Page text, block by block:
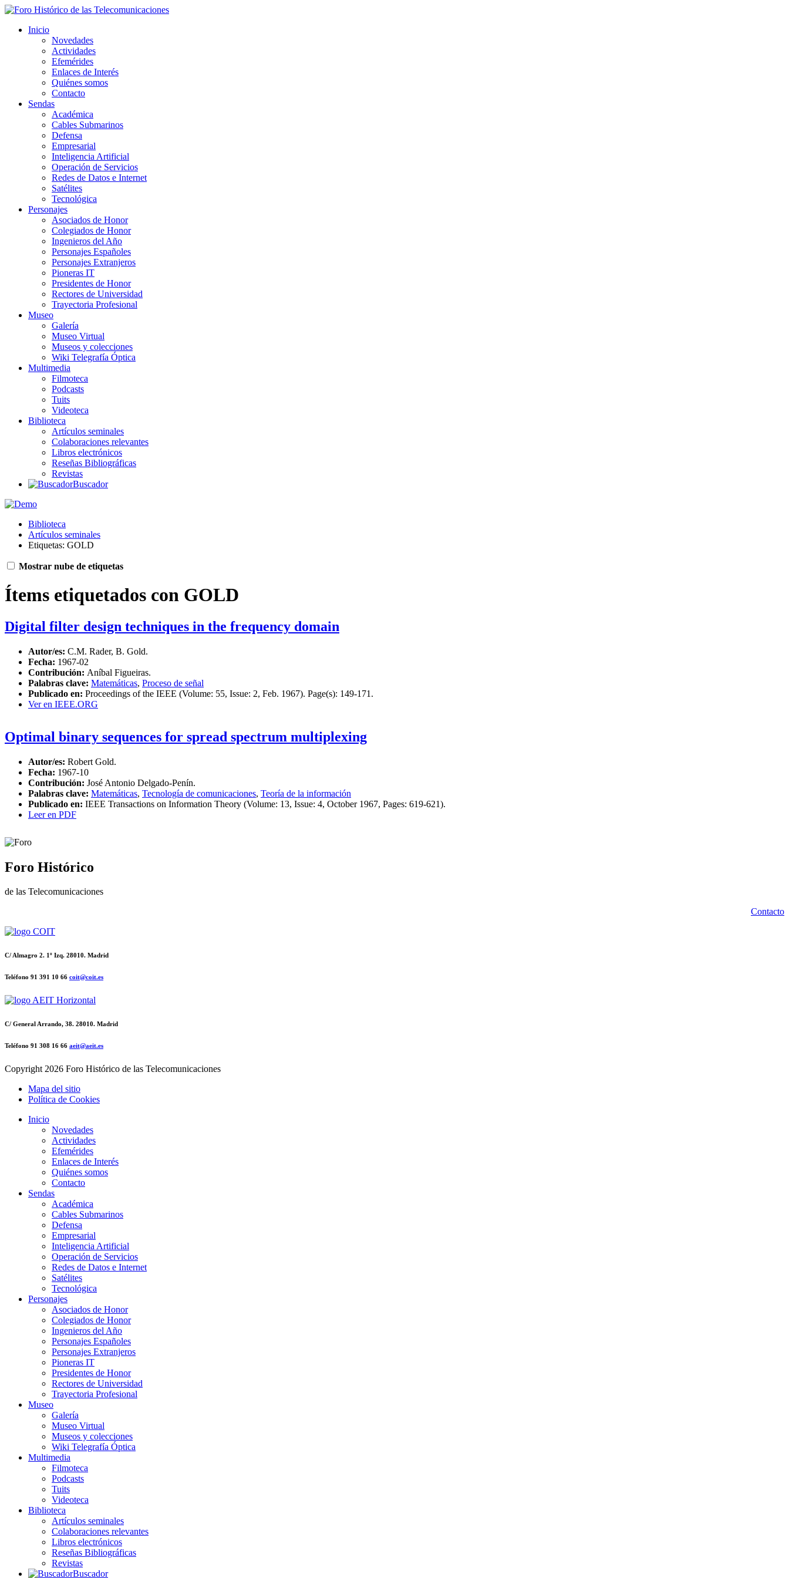
Inicio
Novedades
Actividades
Efemérides
Enlaces de Interés
Quiénes somos
Contacto
Sendas
Académica
Cables Submarinos
Defensa
Empresarial
Inteligencia Artificial
Operación de Servicios
Redes de Datos e Internet
Satélites
Tecnológica
Personajes
Asociados de Honor
Colegiados de Honor
Ingenieros del Año
Personajes Españoles
Personajes Extranjeros
Pioneras IT
Presidentes de Honor
Rectores de Universidad
Trayectoria Profesional
Museo
Galería
Museo Virtual
Museos y colecciones
Wiki Telegrafía Óptica
Multimedia
Filmoteca
Podcasts
Tuits
Videoteca
Biblioteca
Artículos seminales
Colaboraciones relevantes
Libros electrónicos
Reseñas Bibliográficas
Revistas
Buscador
Biblioteca
Artículos seminales
Etiquetas: GOLD
Mostrar nube de etiquetas
Ítems etiquetados con GOLD
Digital filter design techniques in the frequency domain
Autor/es: C.M. Rader, B. Gold.
Fecha: 1967-02
Contribución: Aníbal Figueiras.
Palabras clave: Matemáticas, Proceso de señal
Publicado en: Proceedings of the IEEE (Volume: 55, Issue: 2, Feb. 1967). Page(s): 149-171.
Ver en IEEE.ORG
Optimal binary sequences for spread spectrum multiplexing
Autor/es: Robert Gold.
Fecha: 1967-10
Contribución: José Antonio Delgado-Penín.
Palabras clave: Matemáticas, Tecnología de comunicaciones, Teoría de la información
Publicado en: IEEE Transactions on Information Theory (Volume: 13, Issue: 4, October 1967, Pages: 619-621).
Leer en PDF
Foro Histórico
de las Telecomunicaciones
Contacto
C/ Almagro 2. 1º Izq. 28010. Madrid
Teléfono 91 391 10 66 coit@coit.es
C/ General Arrando, 38. 28010. Madrid
Teléfono 91 308 16 66 aeit@aeit.es
Copyright 2026 Foro Histórico de las Telecomunicaciones
Mapa del sitio
Política de Cookies
Inicio
Novedades
Actividades
Efemérides
Enlaces de Interés
Quiénes somos
Contacto
Sendas
Académica
Cables Submarinos
Defensa
Empresarial
Inteligencia Artificial
Operación de Servicios
Redes de Datos e Internet
Satélites
Tecnológica
Personajes
Asociados de Honor
Colegiados de Honor
Ingenieros del Año
Personajes Españoles
Personajes Extranjeros
Pioneras IT
Presidentes de Honor
Rectores de Universidad
Trayectoria Profesional
Museo
Galería
Museo Virtual
Museos y colecciones
Wiki Telegrafía Óptica
Multimedia
Filmoteca
Podcasts
Tuits
Videoteca
Biblioteca
Artículos seminales
Colaboraciones relevantes
Libros electrónicos
Reseñas Bibliográficas
Revistas
Buscador